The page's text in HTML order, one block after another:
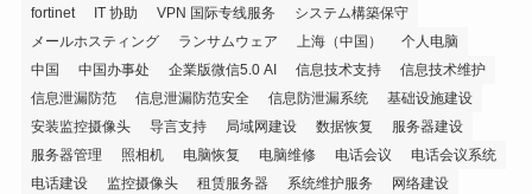
fortinet IT 协助 VPN 国际专线服务
システム構築保守
メールホスティング
ランサムウェア 上海（中国）
个人电脑
中国
中国办事处 企業版微信5.0 AI 信息技术支持
信息技术维护
信息泄漏防范
信息泄漏防范安全 信息防泄漏系统
基础设施建设
安装监控摄像头
导言支持 局域网建设 数据恢复
服务器建设
服务器管理
照相机 电脑恢复 电脑维修 电话会议
电话会议系统
电话建设
监控摄像头 租赁服务器 系统维护服务
网络建设